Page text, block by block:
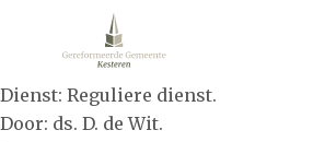
Dienst: Reguliere dienst.
Door: ds. D. de Wit.